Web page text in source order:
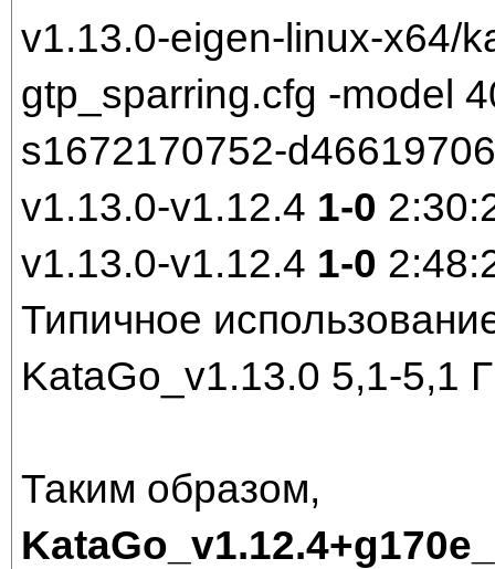
v1.13.0-eigen-linux-x64/
gtp_sparring.cfg -model
s1672170752-
v1.13.0-v1.12.4 1-0
v1.13.0-v1.12.4 1-0
Типичное
KataGo_v1.13.0 5,1-5,1
Таким образом,